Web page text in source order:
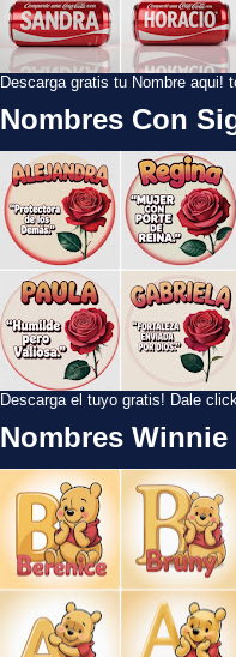
Descarga gratis tu Nombre aqui!
Nombres Con
Descarga el tuyo gratis! Dale
Nombres